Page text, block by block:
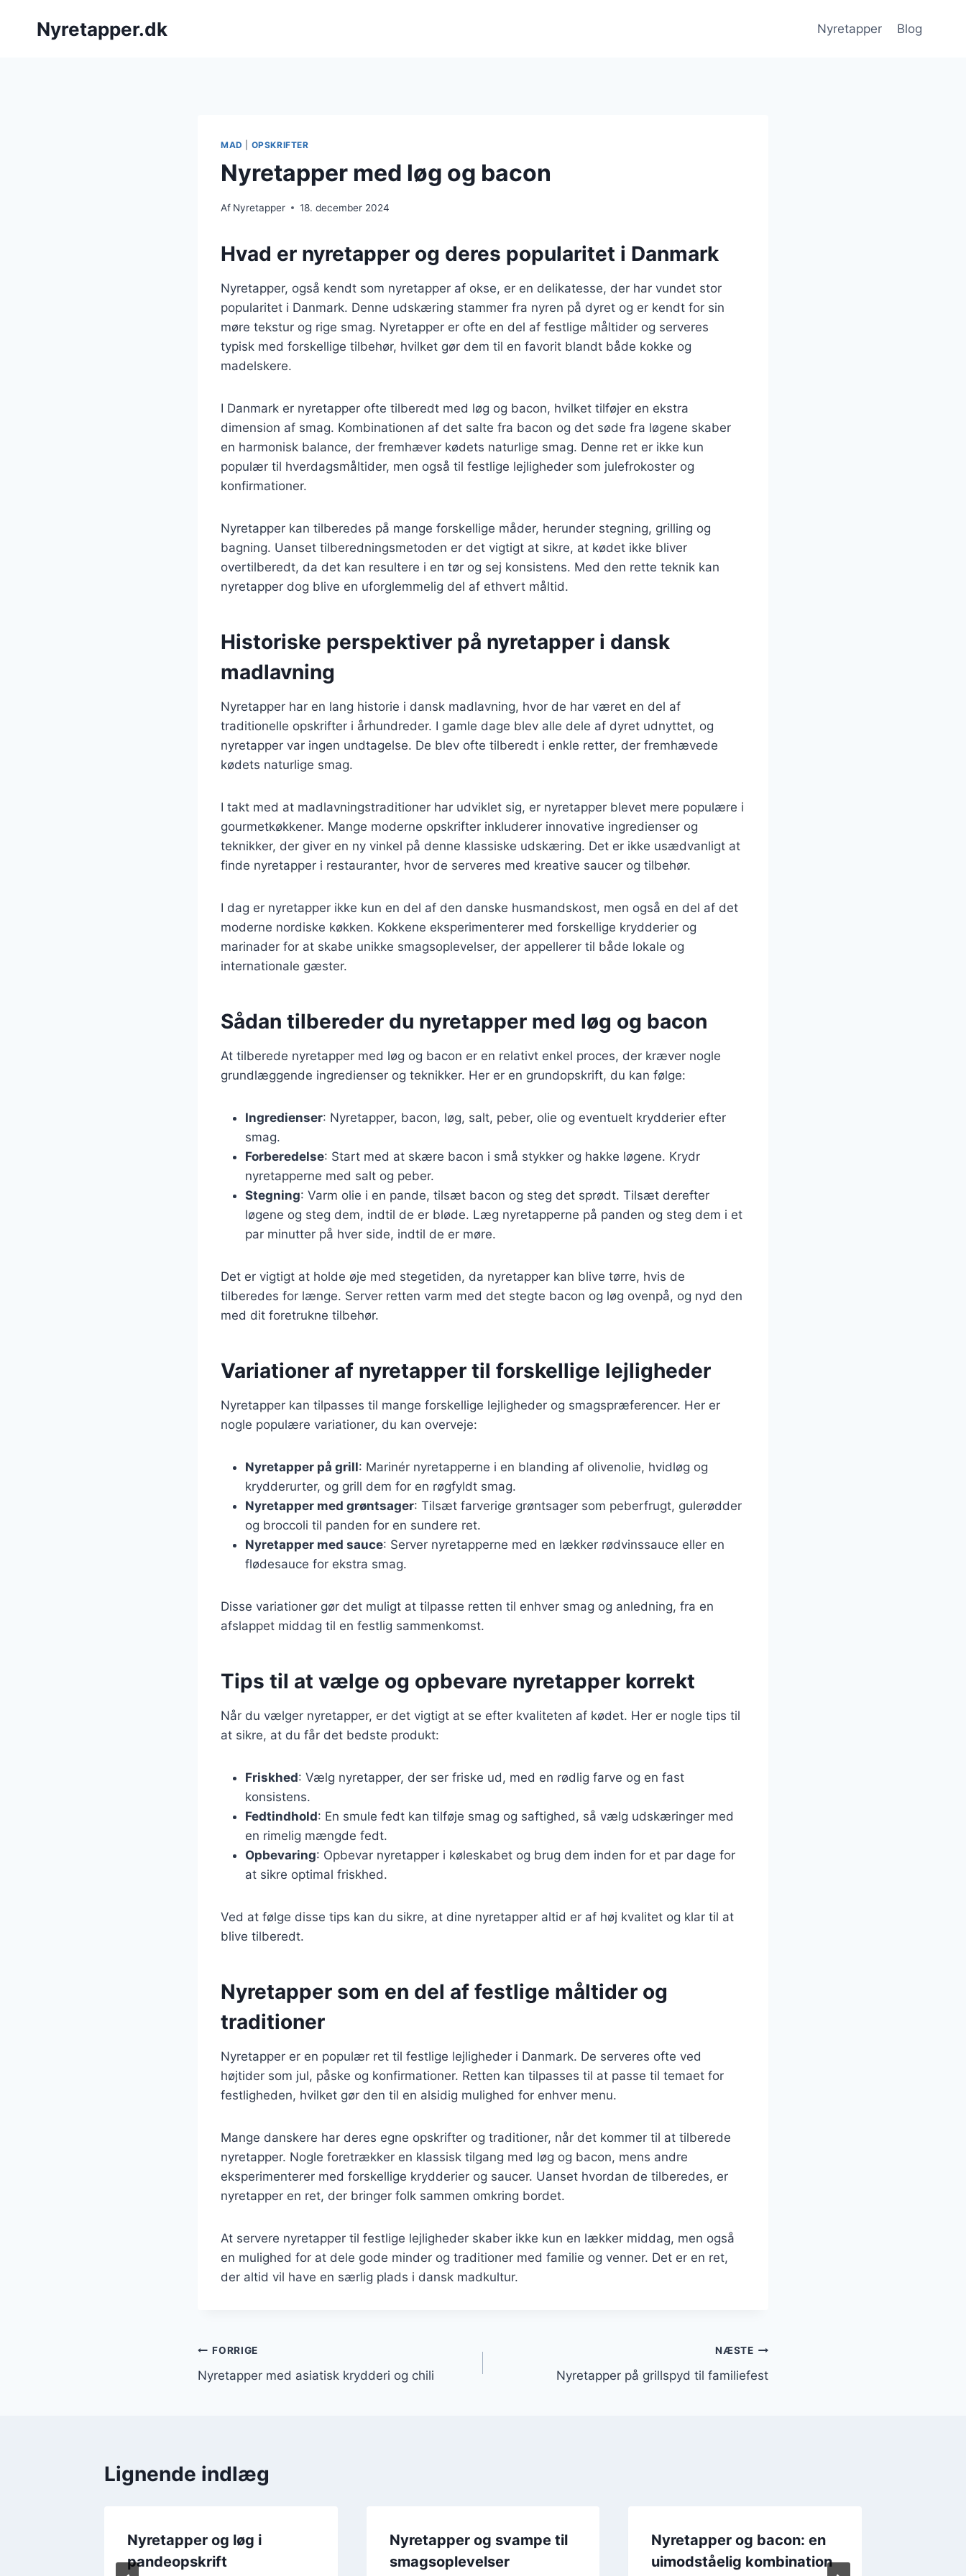
Nyretapper.dk Nyretapper Blog
MAD OPSKRIFTER
Nyretapper med løg og bacon
Af Nyretapper 18. december 2024
Hvad er nyretapper og deres popularitet i Danmark
Nyretapper, også kendt som nyretapper af okse, er en delikatesse, der har vundet stor
popularitet i Danmark. Denne udskæring stammer fra nyren på dyret og er kendt for sin
møre tekstur og rige smag. Nyretapper er ofte en del af festlige måltider og serveres
typisk med forskellige tilbehør, hvilket gør dem til en favorit blandt både kokke og
madelskere.
I Danmark er nyretapper ofte tilberedt med løg og bacon, hvilket tilføjer en ekstra
dimension af smag. Kombinationen af det salte fra bacon og det søde fra løgene skaber
en harmonisk balance, der fremhæver kødets naturlige smag. Denne ret er ikke kun
populær til hverdagsmåltider, men også til festlige lejligheder som julefrokoster og
konfirmationer.
Nyretapper kan tilberedes på mange forskellige måder, herunder stegning, grilling og
bagning. Uanset tilberedningsmetoden er det vigtigt at sikre, at kødet ikke bliver
overtilberedt, da det kan resultere i en tør og sej konsistens. Med den rette teknik kan
nyretapper dog blive en uforglemmelig del af ethvert måltid.
Historiske perspektiver på nyretapper i dansk
madlavning
Nyretapper har en lang historie i dansk madlavning, hvor de har været en del af
traditionelle opskrifter i århundreder. I gamle dage blev alle dele af dyret udnyttet, og
nyretapper var ingen undtagelse. De blev ofte tilberedt i enkle retter, der fremhævede
kødets naturlige smag.
I takt med at madlavningstraditioner har udviklet sig, er nyretapper blevet mere populære i
gourmetkøkkener. Mange moderne opskrifter inkluderer innovative ingredienser og
teknikker, der giver en ny vinkel på denne klassiske udskæring. Det er ikke usædvanligt at
finde nyretapper i restauranter, hvor de serveres med kreative saucer og tilbehør.
I dag er nyretapper ikke kun en del af den danske husmandskost, men også en del af det
moderne nordiske køkken. Kokkene eksperimenterer med forskellige krydderier og
marinader for at skabe unikke smagsoplevelser, der appellerer til både lokale og
internationale gæster.
Sådan tilbereder du nyretapper med løg og bacon
At tilberede nyretapper med løg og bacon er en relativt enkel proces, der kræver nogle
grundlæggende ingredienser og teknikker. Her er en grundopskrift, du kan følge:
Ingredienser: Nyretapper, bacon, løg, salt, peber, olie og eventuelt krydderier efter
smag.
Forberedelse: Start med at skære bacon i små stykker og hakke løgene. Krydr
nyretapperne med salt og peber.
Stegning: Varm olie i en pande, tilsæt bacon og steg det sprødt. Tilsæt derefter
løgene og steg dem, indtil de er bløde. Læg nyretapperne på panden og steg dem i et
par minutter på hver side, indtil de er møre.
Det er vigtigt at holde øje med stegetiden, da nyretapper kan blive tørre, hvis de
tilberedes for længe. Server retten varm med det stegte bacon og løg ovenpå, og nyd den
med dit foretrukne tilbehør.
Variationer af nyretapper til forskellige lejligheder
Nyretapper kan tilpasses til mange forskellige lejligheder og smagspræferencer. Her er
nogle populære variationer, du kan overveje:
Nyretapper på grill: Marinér nyretapperne i en blanding af olivenolie, hvidløg og
krydderurter, og grill dem for en røgfyldt smag.
Nyretapper med grøntsager: Tilsæt farverige grøntsager som peberfrugt, gulerødder
og broccoli til panden for en sundere ret.
Nyretapper med sauce: Server nyretapperne med en lækker rødvinssauce eller en
flødesauce for ekstra smag.
Disse variationer gør det muligt at tilpasse retten til enhver smag og anledning, fra en
afslappet middag til en festlig sammenkomst.
Tips til at vælge og opbevare nyretapper korrekt
Når du vælger nyretapper, er det vigtigt at se efter kvaliteten af kødet. Her er nogle tips til
at sikre, at du får det bedste produkt:
Friskhed: Vælg nyretapper, der ser friske ud, med en rødlig farve og en fast
konsistens.
Fedtindhold: En smule fedt kan tilføje smag og saftighed, så vælg udskæringer med
en rimelig mængde fedt.
Opbevaring: Opbevar nyretapper i køleskabet og brug dem inden for et par dage for
at sikre optimal friskhed.
Ved at følge disse tips kan du sikre, at dine nyretapper altid er af høj kvalitet og klar til at
blive tilberedt.
Nyretapper som en del af festlige måltider og
traditioner
Nyretapper er en populær ret til festlige lejligheder i Danmark. De serveres ofte ved
højtider som jul, påske og konfirmationer. Retten kan tilpasses til at passe til temaet for
festligheden, hvilket gør den til en alsidig mulighed for enhver menu.
Mange danskere har deres egne opskrifter og traditioner, når det kommer til at tilberede
nyretapper. Nogle foretrækker en klassisk tilgang med løg og bacon, mens andre
eksperimenterer med forskellige krydderier og saucer. Uanset hvordan de tilberedes, er
nyretapper en ret, der bringer folk sammen omkring bordet.
At servere nyretapper til festlige lejligheder skaber ikke kun en lækker middag, men også
en mulighed for at dele gode minder og traditioner med familie og venner. Det er en ret,
der altid vil have en særlig plads i dansk madkultur.
Indlægsnavigation
FORRIGE
Nyretapper med asiatisk krydderi og chili
NÆSTE
Nyretapper på grillspyd til familiefest
Lignende indlæg
Nyretapper og løg i
pandeopskrift
Nyretapper og svampe til
smagsoplevelser
Nyretapper og bacon: en
uimodståelig kombination